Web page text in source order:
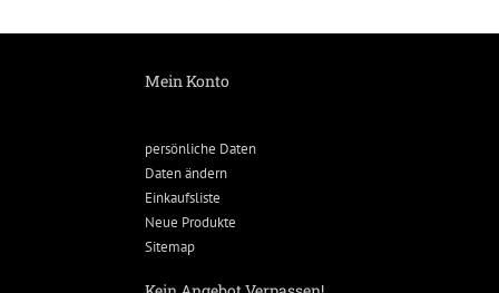
Mein Konto
persönliche Daten
Daten ändern
Einkaufsliste
Neue Produkte
Sitemap